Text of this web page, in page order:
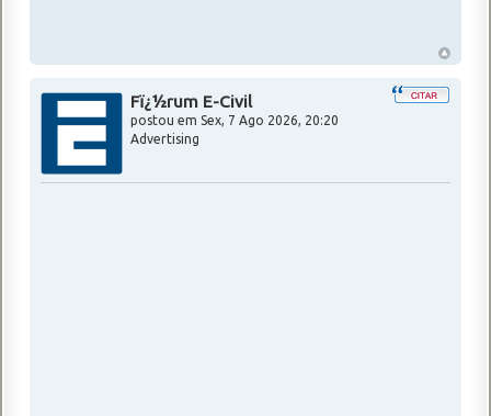
Fï¿½rum E-Civil
postou em Sex, 7 Ago 2026, 20:20
Advertising